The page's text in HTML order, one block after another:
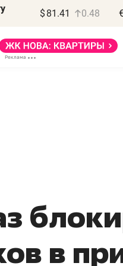
$ 81.41 0.48
в
бизнес может
минимум